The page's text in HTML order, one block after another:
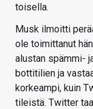
toisella.
Musk ilmoitti
ole toimittanut
alustan spämmi-
bottitilien ja
korkeampi, kuin
tileistä. Twitter